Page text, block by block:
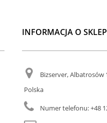
INFORMACJA O
Bizserver, Albatrosów
Polska
Numer telefonu:+48